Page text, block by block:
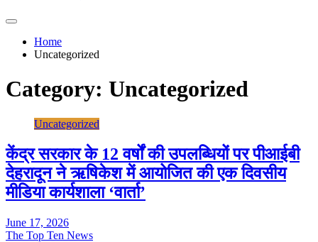
Home
Uncategorized
Category: Uncategorized
Uncategorized
केंद्र सरकार के 12 वर्षों की उपलब्धियों पर पीआईबी
देहरादून ने ऋषिकेश में आयोजित की एक दिवसीय
मीडिया कार्यशाला ‘वार्ता’
June 17, 2026
The Top Ten News